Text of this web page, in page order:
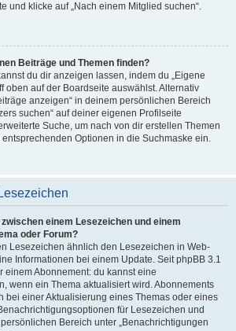
und klicke auf „Nach einem Mitglied suchen“.
Beiträge und Themen finden?
du dir anzeigen lassen, indem du „Eigene
oben auf der Boardseite auswählst. Alternativ
anzeigen“ in deinem persönlichen Bereich
suchen“ auf deiner eigenen Profilseite
Suche, um nach von dir erstellen Themen
Optionen in die Suchmaske ein.
einem Lesezeichen und einem
oder Forum?
Lesezeichen ähnlich den Lesezeichen in Web-
Informationen bei einem Update. Seit phpBB 3.1
einem Abonnement: du kannst eine
wenn ein Thema aktualisiert wird. Abonnements
bei einer Aktualisierung eines Themas oder eines
für Lesezeichen und
Bereich unter „Benachrichtigungen